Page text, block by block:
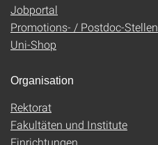
Jobportal
Promotions- / Postdoc-Stellen
Uni-Shop
Organisation
Rektorat
Fakultäten und Institute
Einrichtungen